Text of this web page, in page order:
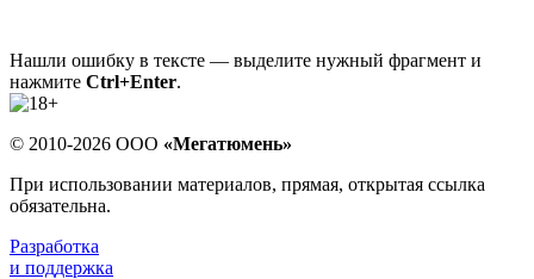
Нашли ошибку в тексте — выделите нужный фрагмент и
нажмите Ctrl+Enter.
© 2010-2026 ООО «Мегатюмень»
При использовании материалов, прямая, открытая ссылка
обязательна.
Разработка
и поддержка